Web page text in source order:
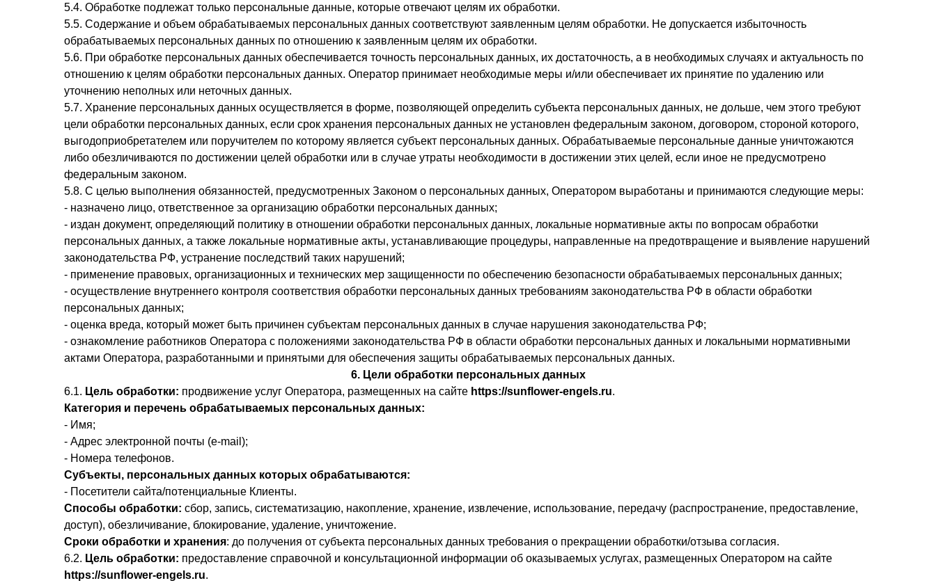
5.4. Обработке подлежат только персональные данные, которые отвечают целям их обработки.
5.5. Содержание и объем обрабатываемых персональных данных соответствуют заявленным целям обработки. Не допускается избыточность
обрабатываемых персональных данных по отношению к заявленным целям их обработки.
5.6. При обработке персональных данных обеспечивается точность персональных данных, их достаточность, а в необходимых случаях и актуальность по
отношению к целям обработки персональных данных. Оператор принимает необходимые меры и/или обеспечивает их принятие по удалению или
уточнению неполных или неточных данных.
5.7. Хранение персональных данных осуществляется в форме, позволяющей определить субъекта персональных данных, не дольше, чем этого требуют
цели обработки персональных данных, если срок хранения персональных данных не установлен федеральным законом, договором, стороной которого,
выгодоприобретателем или поручителем по которому является субъект персональных данных. Обрабатываемые персональные данные уничтожаются
либо обезличиваются по достижении целей обработки или в случае утраты необходимости в достижении этих целей, если иное не предусмотрено
федеральным законом.
5.8. С целью выполнения обязанностей, предусмотренных Законом о персональных данных, Оператором выработаны и принимаются следующие меры:
- назначено лицо, ответственное за организацию обработки персональных данных;
- издан документ, определяющий политику в отношении обработки персональных данных, локальные нормативные акты по вопросам обработки
персональных данных, а также локальные нормативные акты, устанавливающие процедуры, направленные на предотвращение и выявление нарушений
законодательства РФ, устранение последствий таких нарушений;
- применение правовых, организационных и технических мер защищенности по обеспечению безопасности обрабатываемых персональных данных;
- осуществление внутреннего контроля соответствия обработки персональных данных требованиям законодательства РФ в области обработки
персональных данных;
- оценка вреда, который может быть причинен субъектам персональных данных в случае нарушения законодательства РФ;
- ознакомление работников Оператора с положениями законодательства РФ в области обработки персональных данных и локальными нормативными
актами Оператора, разработанными и принятыми для обеспечения защиты обрабатываемых персональных данных.
6. Цели обработки персональных данных
6.1. Цель обработки: продвижение услуг Оператора, размещенных на сайте https://sunflower-engels.ru.
Категория и перечень обрабатываемых персональных данных:
- Имя;
- Адрес электронной почты (e-mail);
- Номера телефонов.
Субъекты, персональных данных которых обрабатываются:
- Посетители сайта/потенциальные Клиенты.
Способы обработки: сбор, запись, систематизацию, накопление, хранение, извлечение, использование, передачу (распространение, предоставление,
доступ), обезличивание, блокирование, удаление, уничтожение.
Сроки обработки и хранения: до получения от субъекта персональных данных требования о прекращении обработки/отзыва согласия.
6.2. Цель обработки: предоставление справочной и консультационной информации об оказываемых услугах, размещенных Оператором на сайте
https://sunflower-engels.ru.